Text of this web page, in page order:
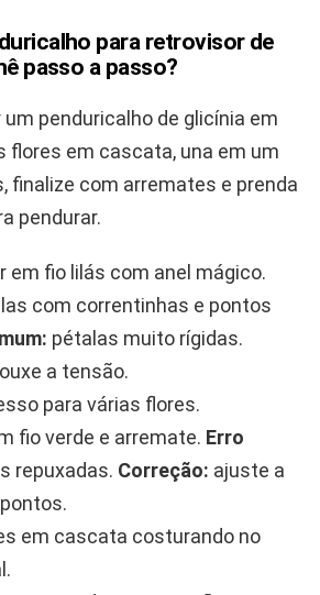
para retrovisor de
passo a passo?
penduricalho de glicínia em
flores em cascata, una em um
finalize com arremates e prenda
pendurar.
em fio lilás com anel mágico.
com correntinhas e pontos
pétalas muito rígidas.
a tensão.
para várias flores.
fio verde e arremate. Erro
repuxadas. Correção: ajuste a
em cascata costurando no